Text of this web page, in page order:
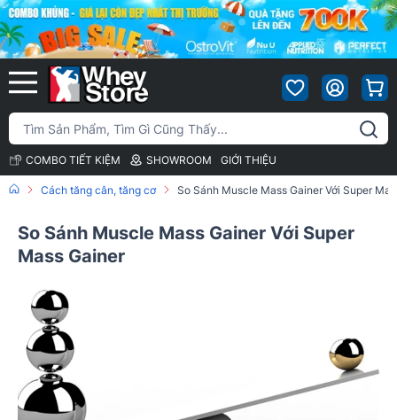
COMBO TIẾT KIỆM SHOWROOM GIỚI THIỆU
Cách tăng cân, tăng cơ So Sánh Muscle Mass Gainer Với Super
So Sánh Muscle Mass Gainer Với Super
Mass Gainer